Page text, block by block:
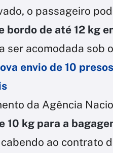
o passageiro
bordo de até 12 kg
ser acomodada sob
envio de 10
da Agência
10 kg para a
cabendo ao contrato